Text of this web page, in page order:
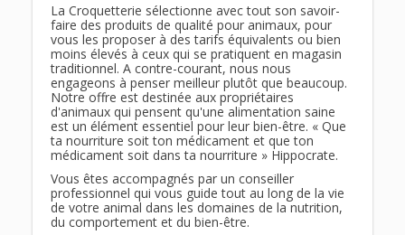
La Croquetterie sélectionne avec tout son savoir-
faire des produits de qualité pour animaux, pour
vous les proposer à des tarifs équivalents ou bien
moins élevés à ceux qui se pratiquent en magasin
traditionnel. A contre-courant, nous nous
engageons à penser meilleur plutôt que beaucoup.
Notre offre est destinée aux propriétaires
d'animaux qui pensent qu'une alimentation saine
est un élément essentiel pour leur bien-être. « Que
ta nourriture soit ton médicament et que ton
médicament soit dans ta nourriture » Hippocrate.
Vous êtes accompagnés par un conseiller
professionnel qui vous guide tout au long de la vie
de votre animal dans les domaines de la nutrition,
du comportement et du bien-être.